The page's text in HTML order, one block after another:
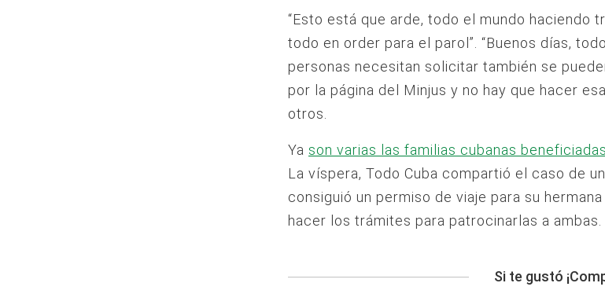
“Esto está que arde, todo el mundo haciendo
todo en order para el parol”. “Buenos días,
personas necesitan solicitar también se
por la página del Minjus y no hay que hacer
otros.
Ya son varias las familias cubanas
La víspera, Todo Cuba compartió el caso de
consiguió un permiso de viaje para su
hacer los trámites para patrocinarlas a ambas.
Si te gustó